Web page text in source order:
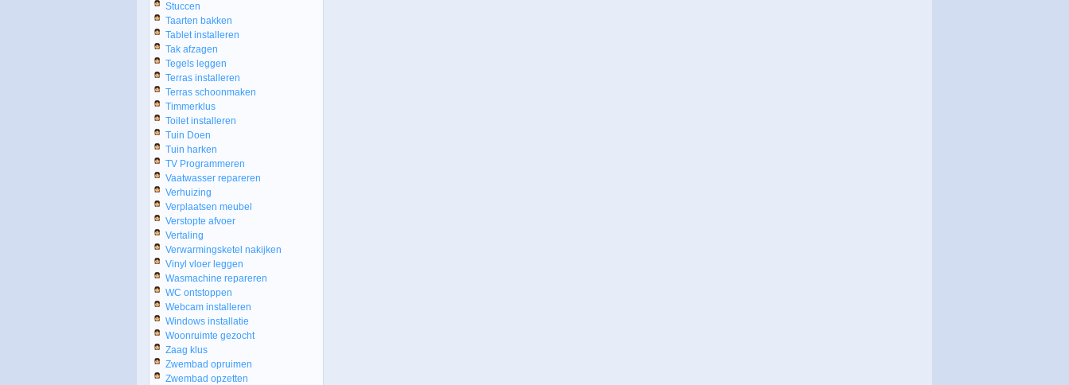
Stuccen
Taarten bakken
Tablet installeren
Tak afzagen
Tegels leggen
Terras installeren
Terras schoonmaken
Timmerklus
Toilet installeren
Tuin Doen
Tuin harken
TV Programmeren
Vaatwasser repareren
Verhuizing
Verplaatsen meubel
Verstopte afvoer
Vertaling
Verwarmingsketel nakijken
Vinyl vloer leggen
Wasmachine repareren
WC ontstoppen
Webcam installeren
Windows installatie
Woonruimte gezocht
Zaag klus
Zwembad opruimen
Zwembad opzetten